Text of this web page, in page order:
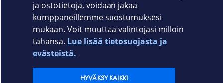
Elisa.fi
Elisa Oyj
ja ostotietoja, voidaan jakaa
kumppaneillemme suostumuksesi
mukaan. Voit muuttaa valintojasi milloin
tahansa. Lue lisää tietosuojasta ja
evästeistä.
HYVÄKSY KAIKKI